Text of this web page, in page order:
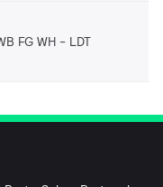
FG WH LDT